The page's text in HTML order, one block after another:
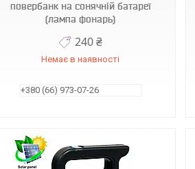
повербанк на сонячній батареї
(лампа фонарь)
240 ₴
Немає в наявності
+380 (66) 973-07-26